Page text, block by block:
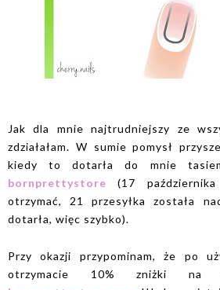
Jak dla mnie najtrudniejszy ze
zdziałałam. W sumie pomysł
kiedy to dotarła do mnie
bornprettystore (17
otrzymać, 21 przesyłka została
dotarła, więc szybko).
Przy okazji przypominam, że po
otrzymacie 10% zniżki na